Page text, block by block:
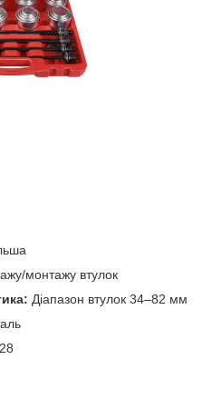
монтажу втулок
Діапазон втулок 34–82 мм
28